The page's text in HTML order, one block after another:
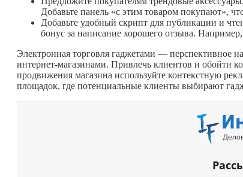
Добавьте панель «с этим товаром покупают»,
Добавьте удобный скрипт для публикации и
бонус за написание хорошего отзыва.
Электронная торговля гаджетами — перспективное
интернет-магазинами. Привлечь клиентов и обойти
продвижения магазина используйте контекстную
площадок, где потенциальные клиенты выбирают